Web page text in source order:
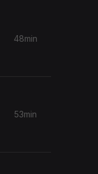
48min
53min